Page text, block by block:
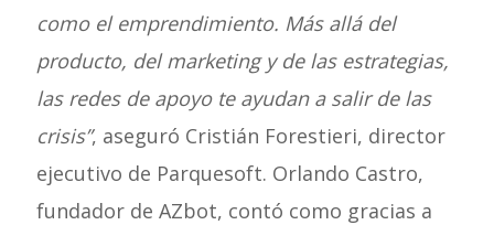
como el emprendimiento. Más allá del
producto, del marketing y de las estrategias,
las redes de apoyo te ayudan a salir de las
crisis”, aseguró Cristián Forestieri, director
ejecutivo de Parquesoft. Orlando Castro,
fundador de AZbot, contó como gracias a